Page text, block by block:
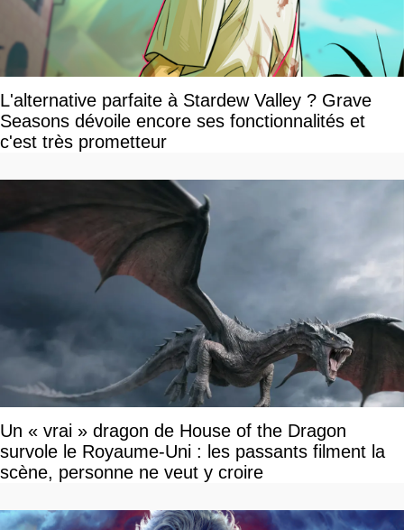
L'alternative parfaite à Stardew Valley ? Grave
Seasons dévoile encore ses fonctionnalités et
c'est très prometteur
Un « vrai » dragon de House of the Dragon
survole le Royaume-Uni : les passants filment la
scène, personne ne veut y croire